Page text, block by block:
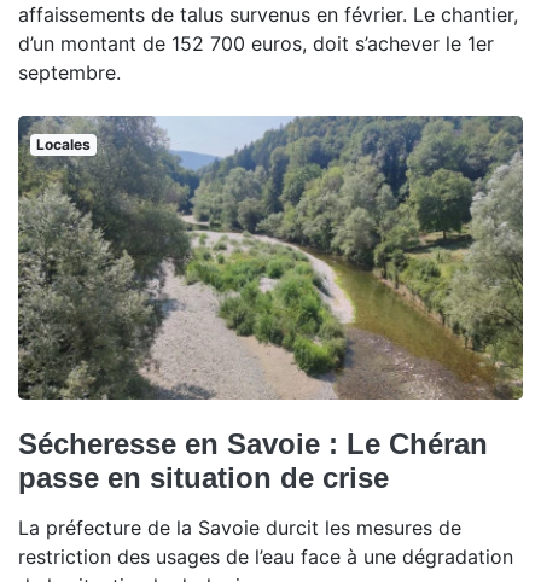
affaissements de talus survenus en février. Le chantier,
d’un montant de 152 700 euros, doit s’achever le 1er
septembre.
Locales
Sécheresse en Savoie : Le Chéran
passe en situation de crise
La préfecture de la Savoie durcit les mesures de
restriction des usages de l’eau face à une dégradation